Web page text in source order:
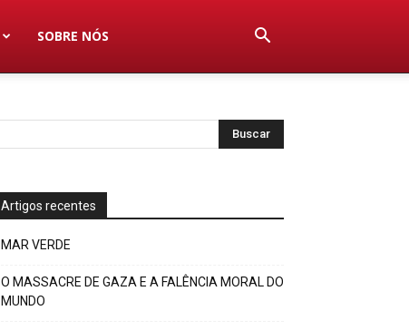
SOBRE NÓS
Artigos recentes
MAR VERDE
O MASSACRE DE GAZA E A FALÊNCIA MORAL DO
MUNDO